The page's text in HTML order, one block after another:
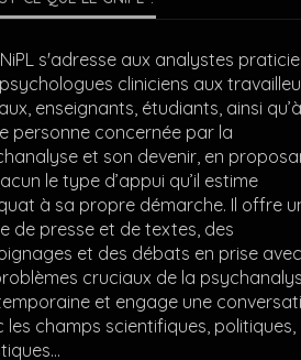
s'adresse aux analystes
cliniciens aux
enseignants, étudiants, ainsi qu’à
personne concernée par la
et son devenir, en
le type d’appui qu’il estime
à sa propre démarche. Il offre
de presse et de textes, des
et des débats en prise avec
cruciaux de la
et engage une
les champs scientifiques, politiques,